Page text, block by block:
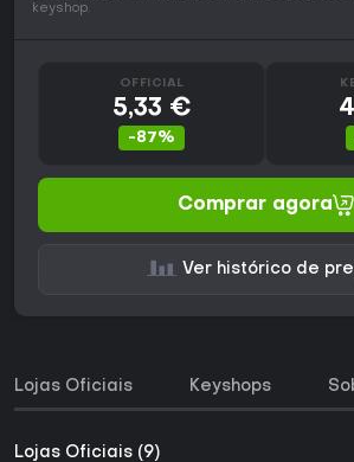
keyshop.
OFFICIAL
5,33 €
-87%
Comprar agora
Ver histórico de
Lojas Oficiais Keyshops
Lojas Oficiais (9)